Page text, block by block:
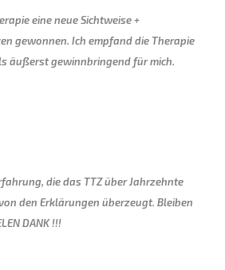
eine neue Sichtweise +
gewonnen. Ich empfand die Therapie
äußerst gewinnbringend für mich.
die das TTZ über Jahrzehnte
den Erklärungen überzeugt. Bleiben
DANK !!!